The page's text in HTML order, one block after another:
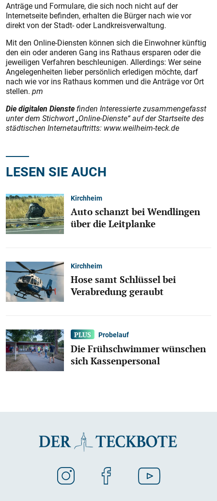
Anträge und Formulare, die sich noch nicht auf der
Internetseite befinden, erhalten die Bürger nach wie vor
direkt von der Stadt- oder Landkreisverwaltung.
Mit den Online-Diensten können sich die Einwohner künftig
den ein oder anderen Gang ins Rathaus ersparen oder die
jeweiligen Verfahren beschleunigen. Allerdings: Wer seine
Angelegenheiten lieber persönlich erledigen möchte, darf
nach wie vor ins Rathaus kommen und die Anträge vor Ort
stellen. pm
Die digitalen Dienstefinden Interessierte zusammengefasst
unter dem Stichwort „Online-Dienste“ auf der Startseite des
städtischen Internetauftritts: www.weilheim-teck.de
LESEN SIE AUCH
Kirchheim
Auto schanzt bei Wendlingen
über die Leitplanke
Kirchheim
Hose samt Schlüssel bei
Verabredung geraubt
Probelauf
Die Frühschwimmer wünschen
sich Kassenpersonal